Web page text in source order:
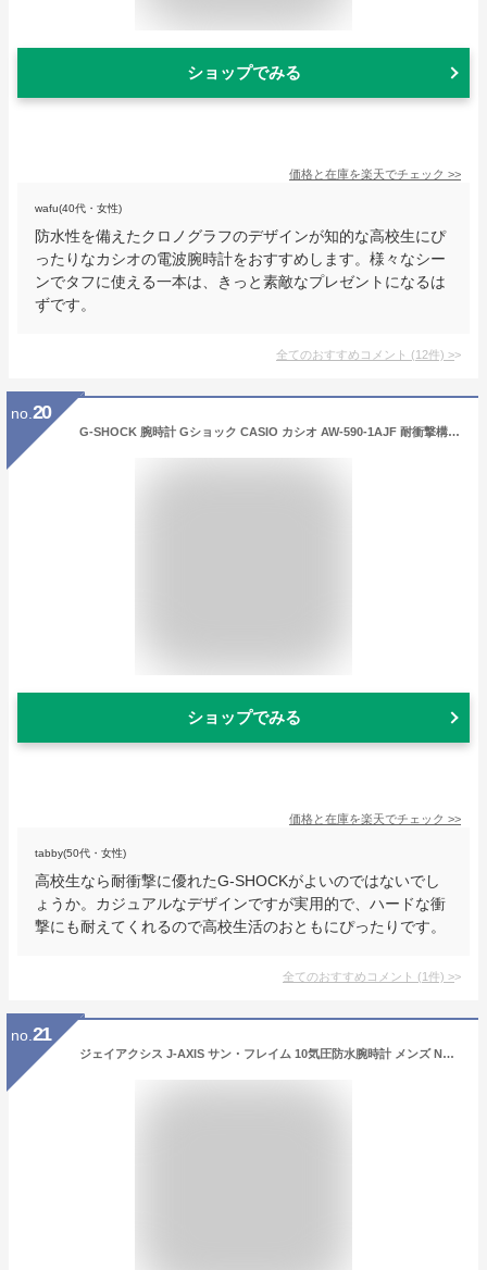
ショップでみる
価格と在庫を楽天でチェック >>
wafu(40代・女性)
防水性を備えたクロノグラフのデザインが知的な高校生にぴ
ったりなカシオの電波腕時計をおすすめします。様々なシー
ンでタフに使える一本は、きっと素敵なプレゼントになるは
ずです。
全てのおすすめコメント (12件) >
no. 20
G-SHOCK 腕時計 Gショック CASIO カシオ AW-590-1AJF 耐衝撃構造・20気圧防水アナログ/デジタルコンビモデル・ブラックモデル 【正規品】【レビューで3年保証】【あす楽】【在庫あり】
ショップでみる
価格と在庫を楽天でチェック >>
tabby(50代・女性)
高校生なら耐衝撃に優れたG-SHOCKがよいのではないでし
ょうか。カジュアルなデザインですが実用的で、ハードな衝
撃にも耐えてくれるので高校生活のおともにぴったりです。
全てのおすすめコメント (1件) >
no. 21
ジェイアクシス J-AXIS サン・フレイム 10気圧防水腕時計 メンズ NAG50-W